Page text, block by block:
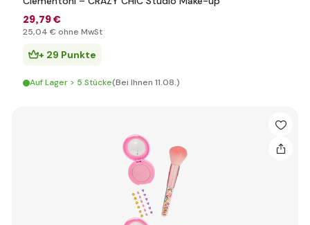
29,79 €
25,04 € ohne MwSt
+ 29 Punkte
Auf Lager > 5 Stücke(Bei Ihnen 11.08.)